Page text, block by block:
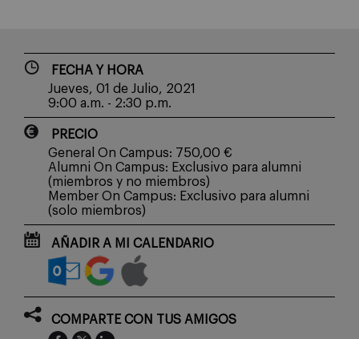
FECHA Y HORA
Jueves, 01 de Julio, 2021
9:00 a.m. - 2:30 p.m.
PRECIO
General On Campus: 750,00 €
Alumni On Campus: Exclusivo para alumni
(miembros y no miembros)
Member On Campus: Exclusivo para alumni
(solo miembros)
AÑADIR A MI CALENDARIO
COMPARTE CON TUS AMIGOS